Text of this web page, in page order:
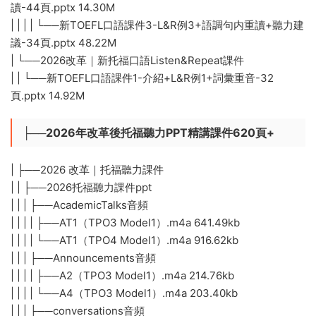
讀-44頁.pptx 14.30M
| | | | └──新TOEFL口語課件3-L&R例3+語調句内重讀+聽力建
議-34頁.pptx 48.22M
| └──2026改革｜新托福口語Listen&Repeat課件
| | └──新TOEFL口語課件1-介紹+L&R例1+詞彙重音-32
頁.pptx 14.92M
├──2026年改革後托福聽力PPT精講課件620頁+
| ├──2026 改革｜托福聽力課件
| | ├──2026托福聽力課件ppt
| | | ├──AcademicTalks音頻
| | | | ├──AT1（TPO3 Model1）.m4a 641.49kb
| | | | └──AT1（TPO4 Model1）.m4a 916.62kb
| | | ├──Announcements音頻
| | | | ├──A2（TPO3 Model1）.m4a 214.76kb
| | | | └──A4（TPO3 Model1）.m4a 203.40kb
| | | ├──conversations音頻